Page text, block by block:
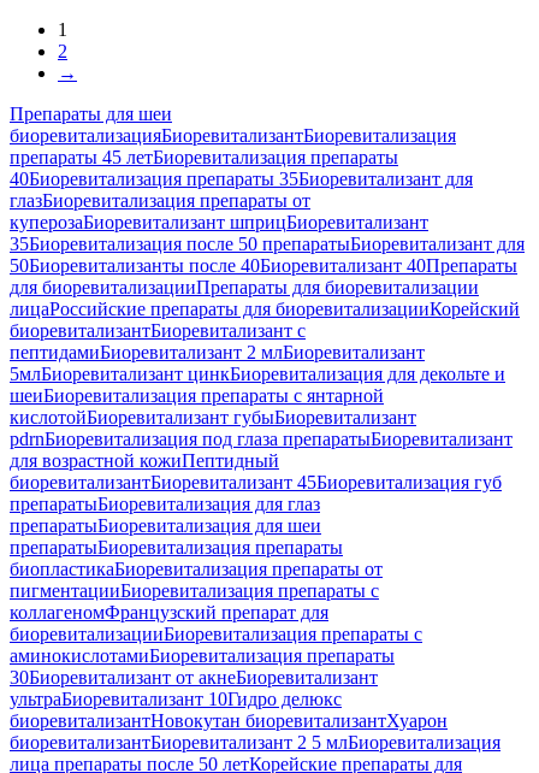
1
2
→
Препараты для шеи
биоревитализацияБиоревитализантБиоревитализация
препараты 45 летБиоревитализация препараты
40Биоревитализация препараты 35Биоревитализант для
глазБиоревитализация препараты от
куперозаБиоревитализант шприцБиоревитализант
35Биоревитализация после 50 препаратыБиоревитализант для
50Биоревитализанты после 40Биоревитализант 40Препараты
для биоревитализацииПрепараты для биоревитализации
лицаРоссийские препараты для биоревитализацииКорейский
биоревитализантБиоревитализант с
пептидамиБиоревитализант 2 млБиоревитализант
5млБиоревитализант цинкБиоревитализация для декольте и
шеиБиоревитализация препараты с янтарной
кислотойБиоревитализант губыБиоревитализант
pdrnБиоревитализация под глаза препаратыБиоревитализант
для возрастной кожиПептидный
биоревитализантБиоревитализант 45Биоревитализация губ
препаратыБиоревитализация для глаз
препаратыБиоревитализация для шеи
препаратыБиоревитализация препараты
биопластикаБиоревитализация препараты от
пигментацииБиоревитализация препараты с
коллагеномФранцузский препарат для
биоревитализацииБиоревитализация препараты с
аминокислотамиБиоревитализация препараты
30Биоревитализант от акнеБиоревитализант
ультраБиоревитализант 10Гидро делюкс
биоревитализантНовокутан биоревитализантХуарон
биоревитализантБиоревитализант 2 5 млБиоревитализация
лица препараты после 50 летКорейские препараты для